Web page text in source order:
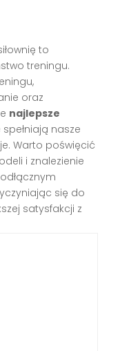
to
treningu.
oraz
najlepsze
nasze
Warto poświęcić
i znalezienie
się do
satysfakcji z